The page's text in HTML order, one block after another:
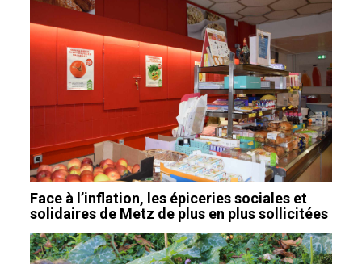
Face à l’inflation, les épiceries sociales et
solidaires de Metz de plus en plus sollicitées